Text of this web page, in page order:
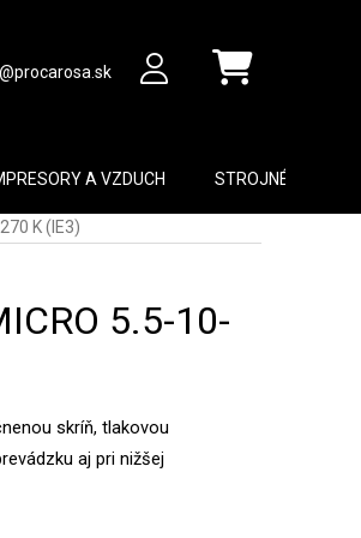
Nákupný košík
A VZDUCH STROJNÉ
K (IE3)
5.5-10-
skríň, tlakovou
aj pri nižšej